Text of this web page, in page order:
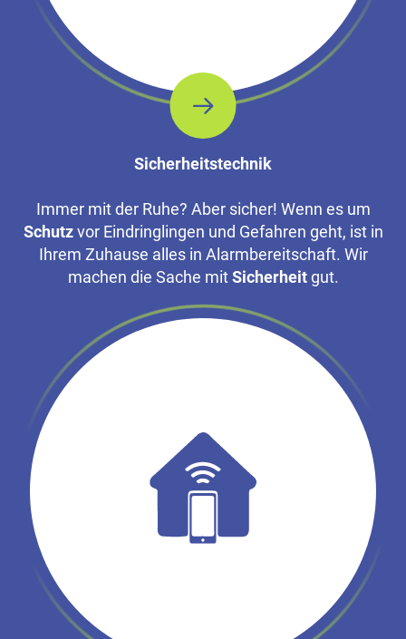
Sicherheitstechnik
Immer mit der Ruhe? Aber sicher! Wenn es um
Schutzvor Eindringlingen und Gefahren geht, ist in
Ihrem Zuhause alles in Alarmbereitschaft. Wir
machen die Sache mitSicherheitgut.